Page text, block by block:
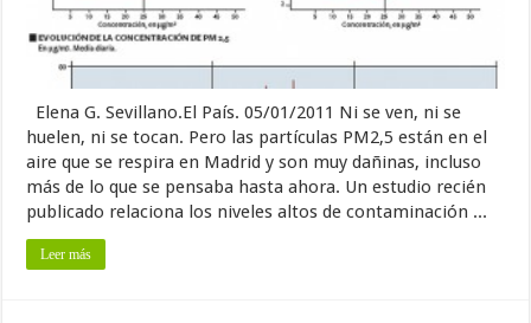
Elena G. Sevillano.El País. 05/01/2011 Ni se ven, ni se
huelen, ni se tocan. Pero las partículas PM2,5 están en el
aire que se respira en Madrid y son muy dañinas, incluso
más de lo que se pensaba hasta ahora. Un estudio recién
publicado relaciona los niveles altos de contaminación ...
Leer más